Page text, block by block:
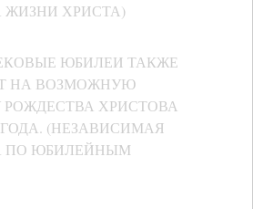
ЖИЗНИ ХРИСТА)
ЮБИЛЕИ ТАКЖЕ
НА ВОЗМОЖНУЮ
ХРИСТОВА
ГОДА. (НЕЗАВИСИМАЯ
ПО ЮБИЛЕЙНЫМ